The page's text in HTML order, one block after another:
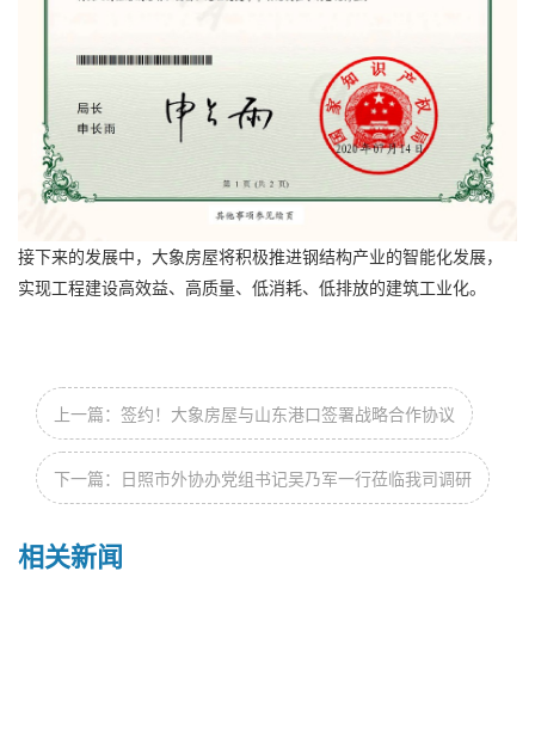
接下来的发展中，大象房屋将积极推进钢结构产业的智能化发展，
实现工程建设高效益、高质量、低消耗、低排放的建筑工业化。
上一篇：签约！大象房屋与山东港口签署战略合作协议
下一篇：日照市外协办党组书记吴乃军一行莅临我司调研
相关新闻